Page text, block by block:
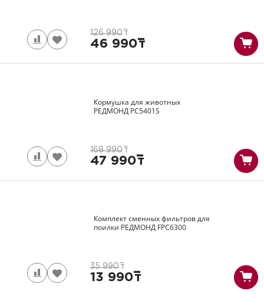
126 990 т
46 990т
Кормушка для животных
РЕДМОНД PC5401S
168 990 т
47 990т
Комплект сменных фильтров для
поилки РЕДМОНД FPС6300
35 990 т
13 990т